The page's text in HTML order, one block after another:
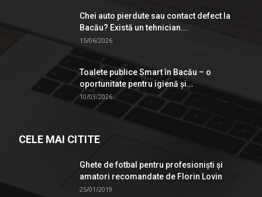
Chei auto pierdute sau contact defect la
Bacău? Există un tehnician...
15/06/2026
Toalete publice Smart în Bacău – o
oportunitate pentru igienă şi...
10/03/2026
CELE MAI CITITE
Ghete de fotbal pentru profesionişti şi
amatori recomandate de Florin Lovin
25/01/2019